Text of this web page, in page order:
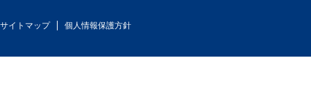
サイトマップ 個人情報保護方針